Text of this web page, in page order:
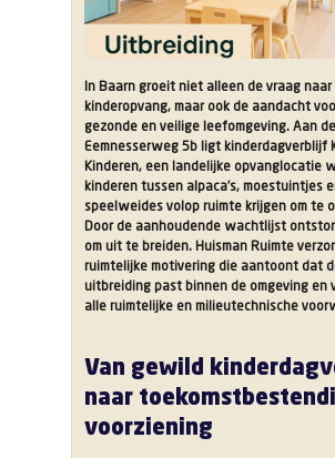
In Baarn groeit niet alleen de vraag naar
kinderopvang, maar ook de aandacht
gezonde en veilige leefomgeving. Aan
Eemnesserweg 5b ligt kinderdagverblijf
Kinderen, een landelijke opvanglocatie
kinderen tussen alpaca’s, moestuintjes
speelweides volop ruimte krijgen om te
Door de aanhoudende wachtlijst
om uit te breiden. Huisman Ruimte
ruimtelijke motivering die aantoont dat
uitbreiding past binnen de omgeving en
alle ruimtelijke en milieutechnische
Van gewild
naar
voorziening